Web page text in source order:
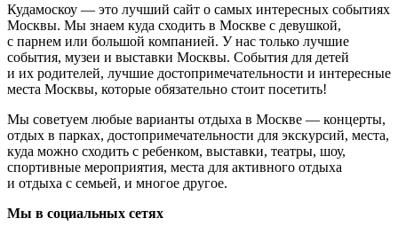
Кудамоскоу — это лучший сайт о самых интересных событиях
Москвы. Мы знаем куда сходить в Москве с девушкой,
с парнем или большой компанией. У нас только лучшие
события, музеи и выставки Москвы. События для детей
и их родителей, лучшие достопримечательности и интересные
места Москвы, которые обязательно стоит посетить!
Мы советуем любые варианты отдыха в Москве — концерты,
отдых в парках, достопримечательности для экскурсий, места,
куда можно сходить с ребенком, выставки, театры, шоу,
спортивные мероприятия, места для активного отдыха
и отдыха с семьей, и многое другое.
Мы в социальных сетях